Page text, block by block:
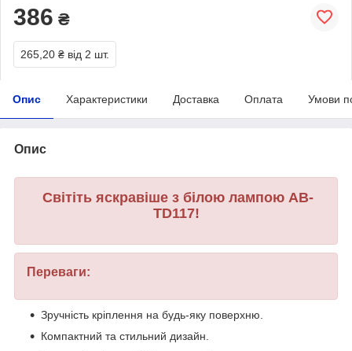
386 ₴
265,20 ₴ від 2 шт.
Опис Характеристики Доставка Оплата Умови
Опис
Світіть яскравіше з білою лампою AB-
TD117!
Переваги:
Зручність кріплення на будь-яку поверхню.
Компактний та стильний дизайн.